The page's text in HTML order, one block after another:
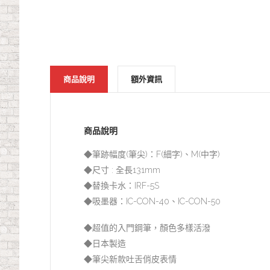
商品說明 額外資訊
商品說明
◆筆跡幅度(筆尖)：F(細字)、M(中字)
◆尺寸 : 全長131mm
◆替換卡水：IRF-5S
◆吸墨器：IC-CON-40、IC-CON-50
◆超值的入門鋼筆，顏色多樣活潑
◆日本製造
◆筆尖新款吐舌俏皮表情